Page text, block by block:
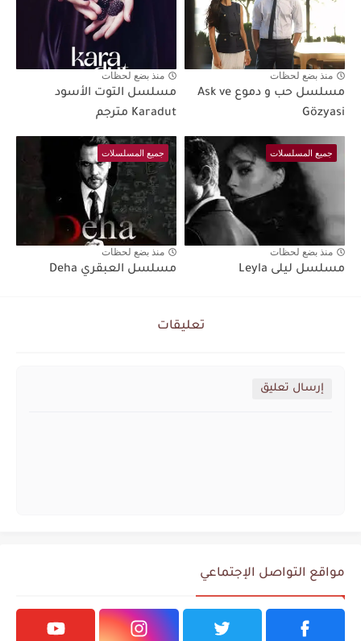
منذ بضع لحظات
مسلسل حب و دموع Ask ve
Gözyasi
منذ بضع لحظات
مسلسل التوت الأسود
Karadut مترجم
جميع المسلسلات
منذ بضع لحظات
مسلسل ليلى Leyla
جميع المسلسلات
منذ بضع لحظات
مسلسل العبقري Deha
تعليقات
إرسال تعليق
مواقع التواصل الإجتماعي